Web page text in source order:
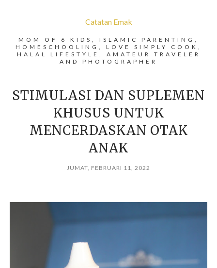
Catatan Emak
MOM OF 6 KIDS, ISLAMIC PARENTING,
HOMESCHOOLING, LOVE SIMPLY COOK,
HALAL LIFESTYLE, AMATEUR TRAVELER
AND PHOTOGRAPHER
STIMULASI DAN SUPLEMEN
KHUSUS UNTUK
MENCERDASKAN OTAK
ANAK
JUMAT, FEBRUARI 11, 2022